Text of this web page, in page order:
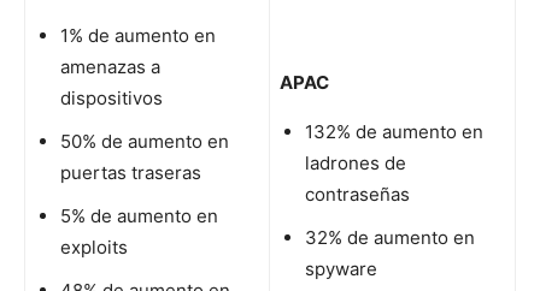
1% de aumento en
amenazas a
dispositivos
50% de aumento en
puertas traseras
5% de aumento en
exploits
APAC
132% de aumento en
ladrones de
contraseñas
32% de aumento en
spyware